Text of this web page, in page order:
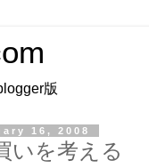
版
16, 2008
いを考える